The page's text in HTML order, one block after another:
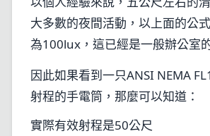
大多數的夜間活動，以上面的公
為100lux，這已經是一般辦公室
因此如果看到一只ANSI NEMA
射程的手電筒，那麼可以知道：
實際有效射程是50公尺